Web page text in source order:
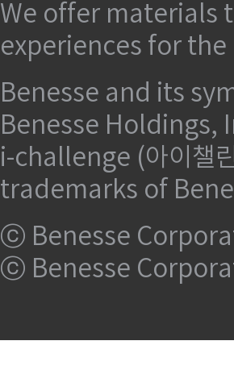
We offer materials
experiences for
Benesse and its
Benesse Holdings,
i-challenge (아이챌
trademarks of
ⓒ Benesse
ⓒ Benesse